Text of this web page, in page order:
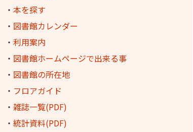
・ 本を探す
・ 図書館カレンダー
・ 利用案内
・ 図書館ホームページで出来る事
・ 図書館の所在地
・ フロアガイド
・ 雑誌一覧(PDF)
・ 統計資料(PDF)